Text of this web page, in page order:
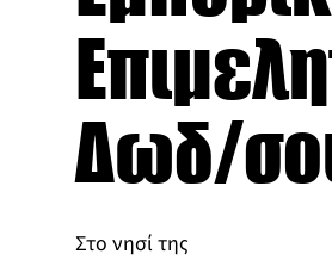
Δωδ/
Στο νησί της